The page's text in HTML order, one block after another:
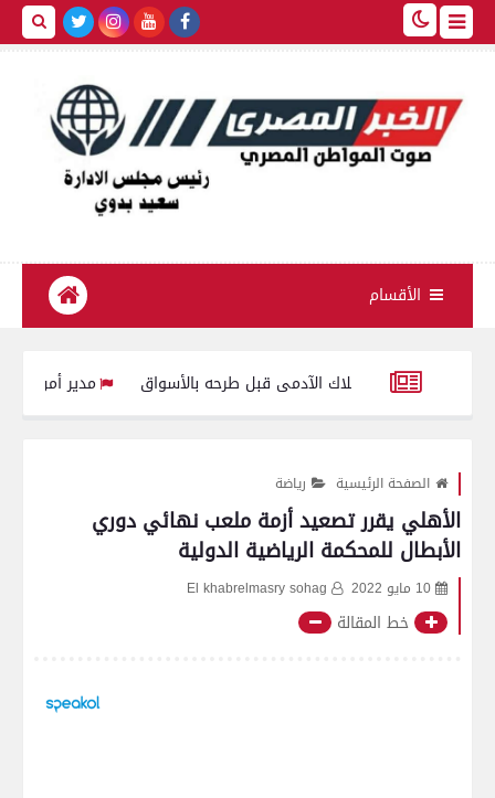
الأقسام
مدير أمن سوهاج يواصل
الصفحة الرئيسية رياضة
الأهلي يقرر تصعيد أزمة ملعب نهائي دوري
الأبطال للمحكمة الرياضية الدولية
10 مايو 2022 El khabrelmasry sohag
خط المقالة